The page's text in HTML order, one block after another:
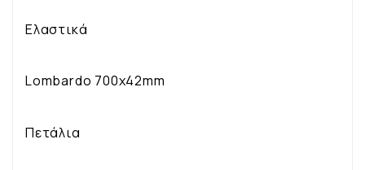
Ελαστικά
Lombardo 700x42mm
Πετάλια